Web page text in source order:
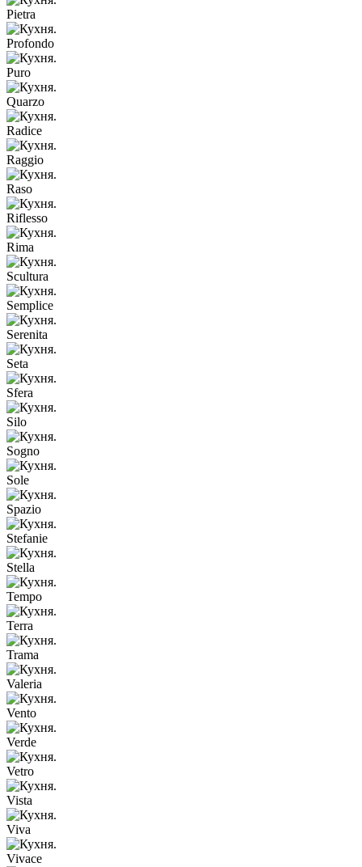
Pietra
Profondo
Puro
Quarzo
Radice
Raggio
Raso
Riflesso
Rima
Scultura
Semplice
Serenita
Seta
Sfera
Silo
Sogno
Sole
Spazio
Stefanie
Stella
Tempo
Terra
Trama
Valeria
Vento
Verde
Vetro
Vista
Viva
Vivace